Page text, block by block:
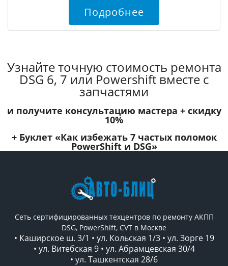
Подробнее
Узнайте точную стоимость ремонта
DSG 6, 7 или Powershift вместе с
запчастями
и получите консультацию мастера + скидку
10%
+ Буклет «Как избежать 7 частых поломок
PowerShift и DSG»
Сеть сертифицированных техцентров по ремонту АКПП
DSG, PowerShift, CVT в Москве
• Каширское ш. 3/1 • ул. Кольская 1/3 • ул. Зорге 19
• ул. Витебская 9 • ул. Абрамцевская 30/4
• ул. Ташкентская 28/6